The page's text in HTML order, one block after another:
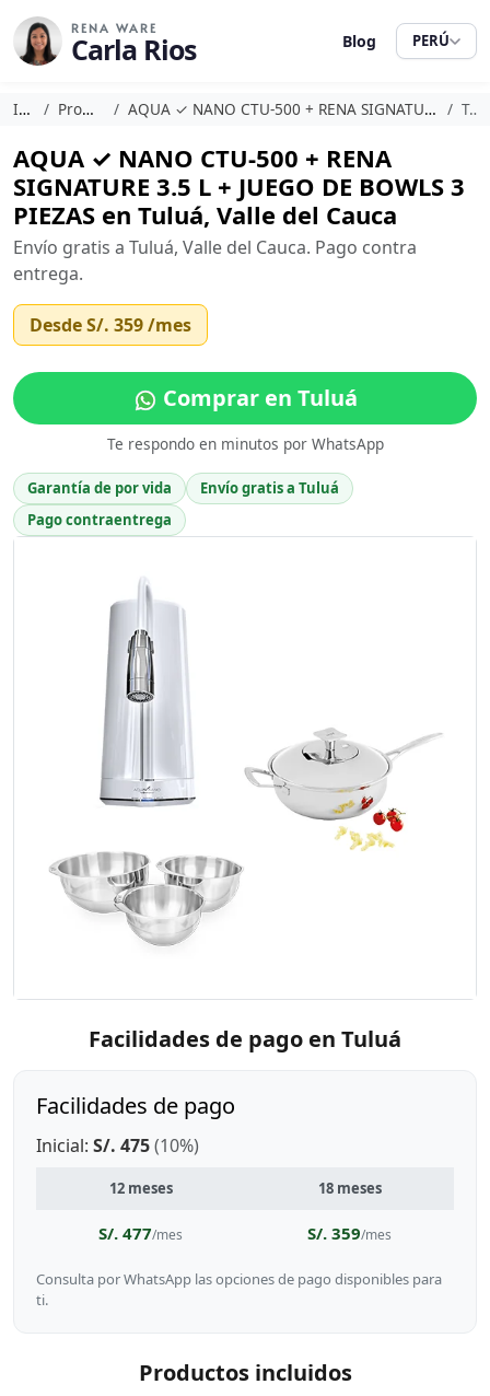
RENA WARE
Carla Rios Blog PERÚ
Inicio Promociones AQUA ✓ NANO CTU-500 + RENA SIGNATURE 3.5 L + JUEGO DE BOWLS 3 PIEZAS Tuluá
AQUA ✓ NANO CTU-500 + RENA
SIGNATURE 3.5 L + JUEGO DE BOWLS 3
PIEZAS en Tuluá, Valle del Cauca
Envío gratis a Tuluá, Valle del Cauca. Pago contra
entrega.
DesdeS/. 359/mes
Comprar en Tuluá
Te respondo en minutos por WhatsApp
Garantía de por vida
Envío gratis a Tuluá
Pago contraentrega
Facilidades de pago en Tuluá
Facilidades de pago
Inicial: S/. 475(10%)
12 meses 18 meses
S/. 477/mes S/. 359/mes
Consulta por WhatsApp las opciones de pago disponibles para
ti.
Productos incluidos